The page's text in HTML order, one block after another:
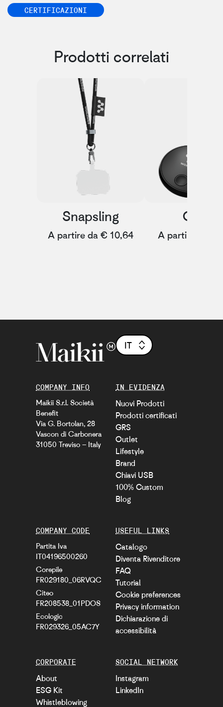
CERTIFICAZIONI
Prodotti correlati
Snapsling
A partire da € 10,64
Orbit
A partire da €
COMPANY INFO
Maikii S.r.l. Società
Benefit
Via G. Bortolan, 28
Vascon di Carbonera
31050 Treviso – Italy
IN EVIDENZA
Nuovi Prodotti
Prodotti certificati
GRS
Outlet
Lifestyle
Brand
Chiavi USB
100% Custom
Blog
CORPORATE
About
ESG Kit
Whistleblowing
USEFUL LINKS
Catalogo
Diventa Rivenditore
FAQ
Tutorial
Cookie preferences
Privacy information
Dichiarazione di
accessibilità
COMPANY CODE
Partita Iva
IT04196500260
Corepile
FR029180_06RVQC
Citeo
FR208538_01PDOS
Ecologic
FR029326_05AC7Y
SOCIAL NETWORK
Instagram
LinkedIn
IT